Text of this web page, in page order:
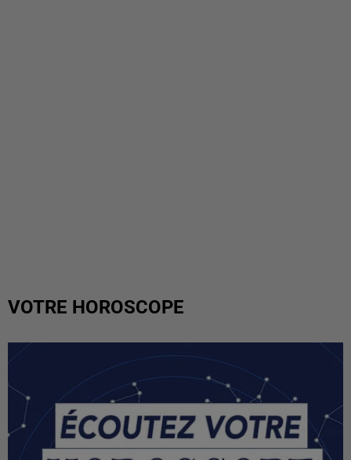
VOTRE HOROSCOPE